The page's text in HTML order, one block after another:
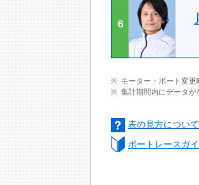
６
モーター・ボート変更
集計期間内にデータが
表の見方について
ボートレースガ